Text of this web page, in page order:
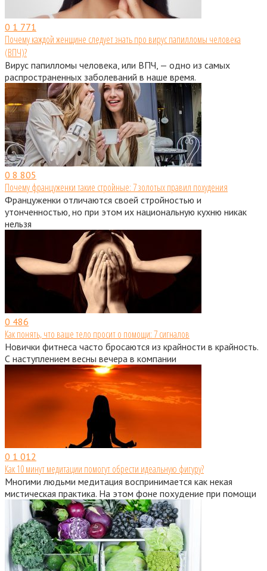
0 1 771
Почему каждой женщине следует знать про вирус папилломы человека
(ВПЧ)?
Вирус папилломы человека, или ВПЧ, — одно из самых
распространенных заболеваний в наше время.
0 8 805
Почему француженки такие стройные: 7 золотых правил похудения
Француженки отличаются своей стройностью и
утонченностью, но при этом их национальную кухню никак
нельзя
0 486
Как понять, что ваше тело просит о помощи: 7 сигналов
Новички фитнеса часто бросаются из крайности в крайность.
С наступлением весны вечера в компании
0 1 012
Как 10 минут медитации помогут обрести идеальную фигуру?
Многими людьми медитация воспринимается как некая
мистическая практика. На этом фоне похудение при помощи